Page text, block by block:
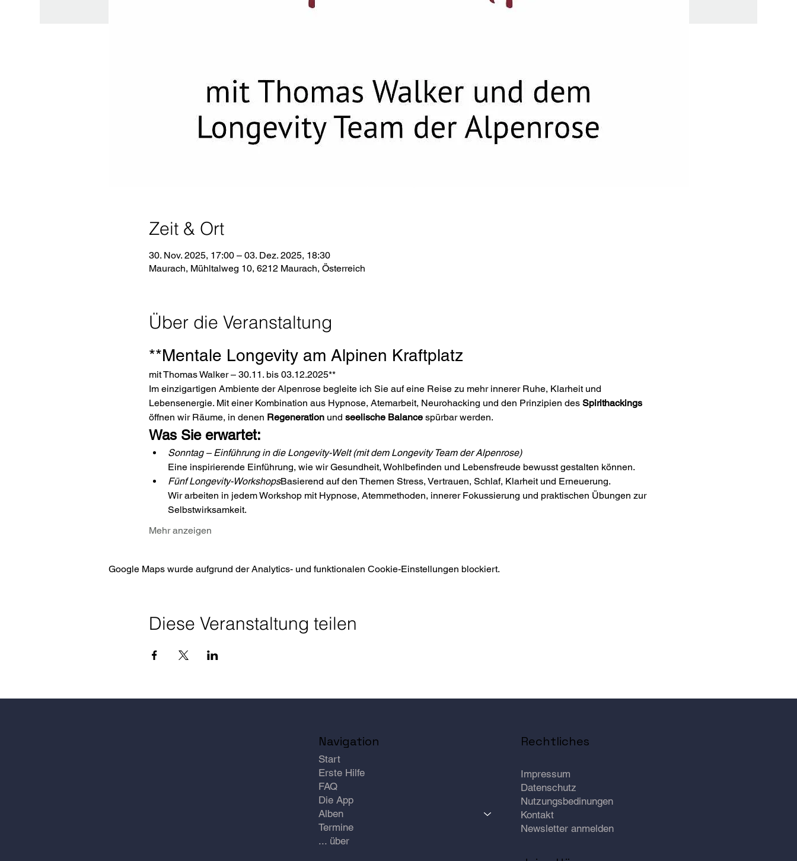
Zeit & Ort
30. Nov. 2025, 17:00 – 03. Dez. 2025, 18:30
Maurach, Mühltalweg 10, 6212 Maurach, Österreich
Über die Veranstaltung
**Mentale Longevity am Alpinen Kraftplatz
mit Thomas Walker – 30.11. bis 03.12.2025**
Im einzigartigen Ambiente der Alpenrose begleite ich Sie auf eine Reise zu mehr innerer Ruhe, Klarheit und
Lebensenergie. Mit einer Kombination aus Hypnose, Atemarbeit, Neurohacking und den Prinzipien des Spirithackings
öffnen wir Räume, in denen Regeneration und seelische Balance spürbar werden.
Was Sie erwartet:
Sonntag – Einführung in die Longevity-Welt (mit dem Longevity Team der Alpenrose)
Eine inspirierende Einführung, wie wir Gesundheit, Wohlbefinden und Lebensfreude bewusst gestalten können.
Fünf Longevity-WorkshopsBasierend auf den Themen Stress, Vertrauen, Schlaf, Klarheit und Erneuerung.
Wir arbeiten in jedem Workshop mit Hypnose, Atemmethoden, innerer Fokussierung und praktischen Übungen zur
Selbstwirksamkeit.
Mehr anzeigen
Google Maps wurde aufgrund der Analytics- und funktionalen Cookie-Einstellungen blockiert.
Diese Veranstaltung teilen
Navigation
Start
Erste Hilfe
FAQ
Die App
Alben
Termine
über ...
Rechtliches
Impressum
Datenschutz
Nutzungsbedinungen
Kontakt
Newsletter anmelden